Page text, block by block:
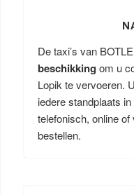
De taxi’s van
beschikking om u
Lopik te vervoeren.
iedere standplaats
telefonisch, online
bestellen.